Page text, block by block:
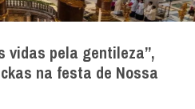
vidas pela gentileza”,
na festa de Nossa